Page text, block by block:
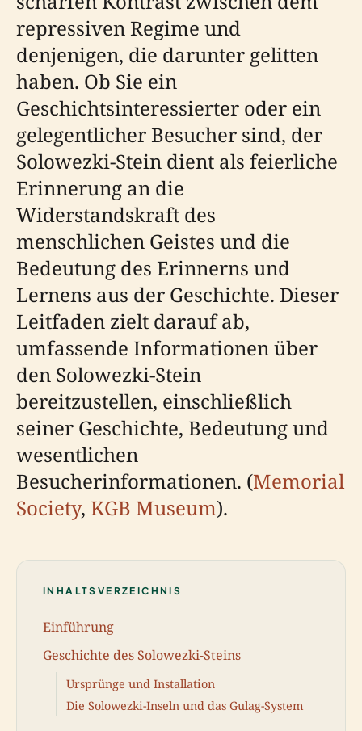
repressiven Regime und
denjenigen, die darunter gelitten
haben. Ob Sie ein
Geschichtsinteressierter oder ein
gelegentlicher Besucher sind, der
Solowezki-Stein dient als feierliche
Erinnerung an die
Widerstandskraft des
menschlichen Geistes und die
Bedeutung des Erinnerns und
Lernens aus der Geschichte. Dieser
Leitfaden zielt darauf ab,
umfassende Informationen über
den Solowezki-Stein
bereitzustellen, einschließlich
seiner Geschichte, Bedeutung und
wesentlichen
Besucherinformationen. (Memorial
Society, KGB Museum).
INHALTSVERZEICHNIS
Einführung
Geschichte des Solowezki-Steins
Ursprünge und Installation
Die Solowezki-Inseln und das Gulag-System